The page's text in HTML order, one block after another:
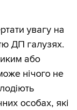
увагу на
ДП галузях.
або
нічого не
особах, які